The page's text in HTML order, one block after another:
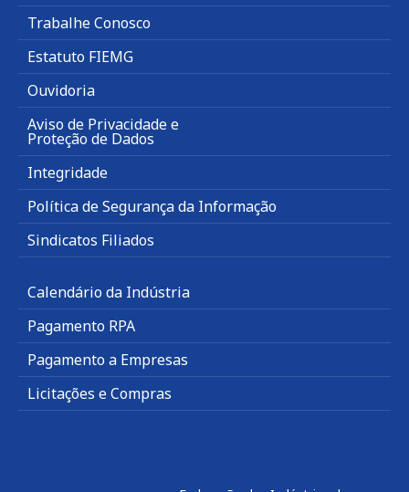
Trabalhe Conosco
Estatuto FIEMG
Ouvidoria
Aviso de Privacidade e
Proteção de Dados
Integridade
Política de Segurança da Informação
Sindicatos Filiados
Calendário da Indústria
Pagamento RPA
Pagamento a Empresas
Licitações e Compras